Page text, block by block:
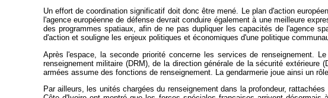
Un effort de coordination significatif doit donc être mené. Le plan d'action
l'agence européenne de défense devrait conduire également à une meilleure
des programmes spatiaux, afin de ne pas dupliquer les capacités de l'agence
d'action et souligne les enjeux politiques et économiques d'une politique
Après l'espace, la seconde priorité concerne les services de renseignement.
renseignement militaire (DRM), de la direction générale de la sécurité
armées assume des fonctions de renseignement. La gendarmerie joue ainsi un
Par ailleurs, les unités chargées du renseignement dans la profondeur,